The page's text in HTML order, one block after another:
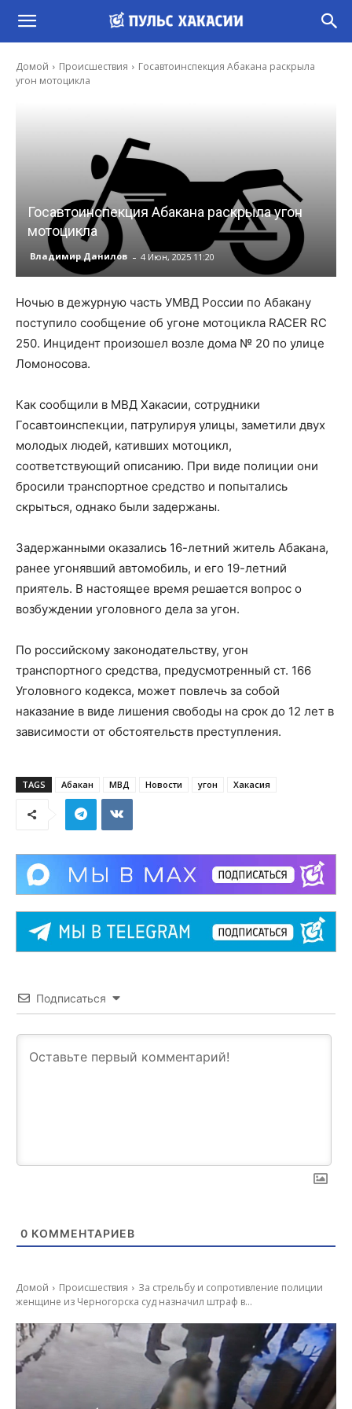
Домой Происшествия
Госавтоинспекция Абакана раскрыла
угон мотоцикла
Госавтоинспекция Абакана раскрыла угон
мотоцикла
Владимир Данилов - 4 Июн, 2025 11:20
Ночью в дежурную часть УМВД России по Абакану
поступило сообщение об угоне мотоцикла RACER RC
250. Инцидент произошел возле дома № 20 по улице
Ломоносова.
Как сообщили в МВД Хакасии, сотрудники
Госавтоинспекции, патрулируя улицы, заметили двух
молодых людей, кативших мотоцикл,
соответствующий описанию. При виде полиции они
бросили транспортное средство и попытались
скрыться, однако были задержаны.
Задержанными оказались 16-летний житель Абакана,
ранее угонявший автомобиль, и его 19-летний
приятель. В настоящее время решается вопрос о
возбуждении уголовного дела за угон.
По российскому законодательству, угон
транспортного средства, предусмотренный ст. 166
Уголовного кодекса, может повлечь за собой
наказание в виде лишения свободы на срок до 12 лет в
зависимости от обстоятельств преступления.
TAGS Абакан МВД Новости угон Хакасия
Подписаться
0 КОММЕНТАРИЕВ